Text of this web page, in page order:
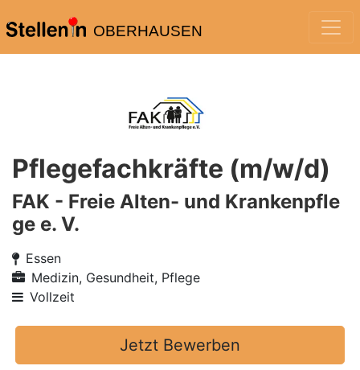
OBERHAUSEN
Pflegefachkräfte (m/w/d)
FAK - Freie Alten- und Krankenpfle
ge e. V.
Essen
Medizin, Gesundheit, Pflege
Vollzeit
Jetzt Bewerben